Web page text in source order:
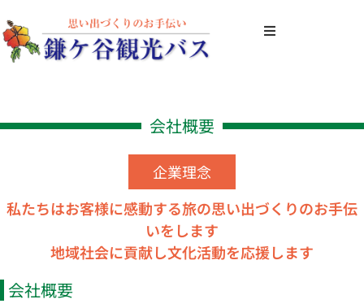
容
を
ッ
企業・団体の
会社概要
会社概要
企業理念
私たちはお客様に感動する旅の思い出づくりのお手伝
いをします
地域社会に貢献し文化活動を応援します
会社概要